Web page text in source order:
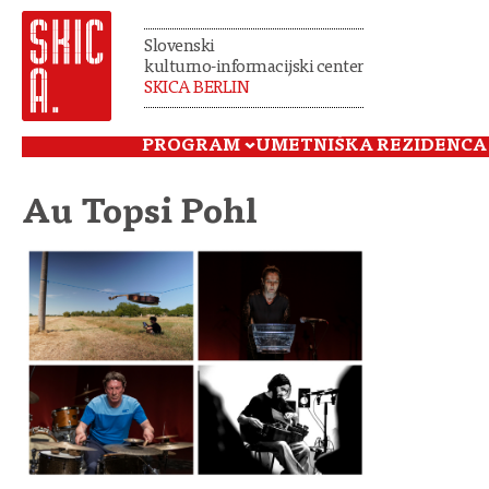
Slovenski
kulturno-informacijski center
SKICA BERLIN
PROGRAM UMETNIŠKA REZIDENCA
Au Topsi Pohl